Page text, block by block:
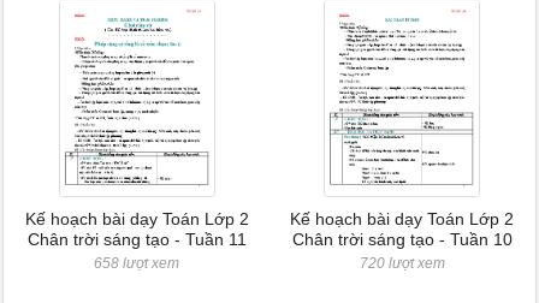
Kế hoạch bài dạy Toán Lớp 2
Chân trời sáng tạo - Tuần 11
658 lượt xem
Kế hoạch bài dạy Toán Lớp 2
Chân trời sáng tạo - Tuần 10
720 lượt xem